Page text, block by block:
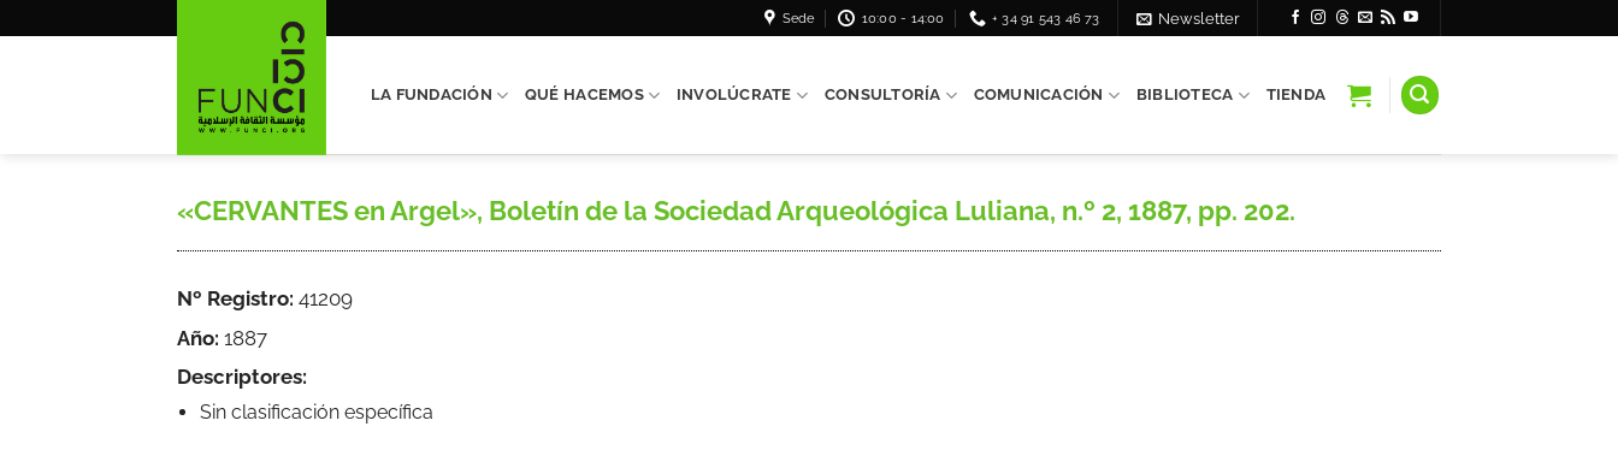
Sede 10:00 - 14:00 + 34 91 543 46 73 Newsletter
LA FUNDACIÓN QUÉ HACEMOS INVOLÚCRATE CONSULTORÍA COMUNICACIÓN BIBLIOTECA TIENDA
«CERVANTES en Argel», Boletín de la Sociedad Arqueológica Luliana, n.º 2, 1887, pp. 202.
Nº Registro: 41209
Año: 1887
Descriptores:
Sin clasificación específica